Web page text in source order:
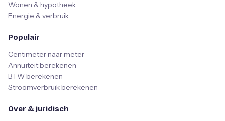
Wonen & hypotheek
Energie & verbruik
Populair
Centimeter naar meter
Annuïteit berekenen
BTW berekenen
Stroomverbruik berekenen
Over & juridisch